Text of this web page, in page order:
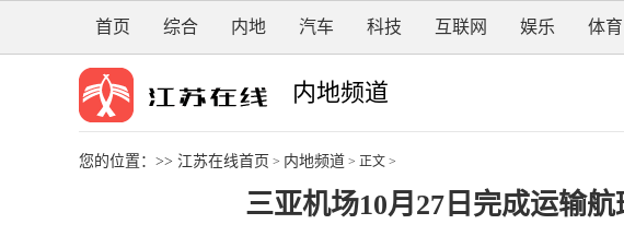
首页 综合 内地 汽车 科技 互联网 娱乐 体育
内地频道
您的位置：>> 江苏在线首页 > 内地频道 > 正文 >
三亚机场10月27日完成运输